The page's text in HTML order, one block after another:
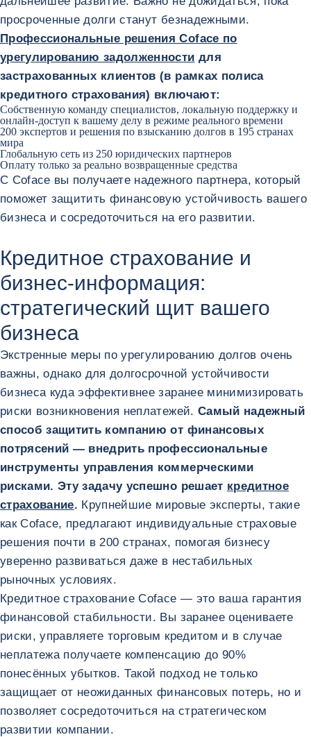
просроченные долги станут безнадежными.
Профессиональные решения Coface по
урегулированию задолженности для
застрахованных клиентов (в рамках полиса
кредитного страхования) включают:
Собственную команду специалистов, локальную поддержку и
онлайн-доступ к вашему делу в режиме реального времени
200 экспертов и решения по взысканию долгов в 195 странах
мира
Глобальную сеть из 250 юридических партнеров
Оплату только за реально возвращенные средства
С Coface вы получаете надежного партнера, который
поможет защитить финансовую устойчивость вашего
бизнеса и сосредоточиться на его развитии.
Кредитное страхование и
бизнес-информация:
стратегический щит вашего
бизнеса
Экстренные меры по урегулированию долгов очень
важны, однако для долгосрочной устойчивости
бизнеса куда эффективнее заранее минимизировать
риски возникновения неплатежей. Самый надежный
способ защитить компанию от финансовых
потрясений — внедрить профессиональные
инструменты управления коммерческими
рисками. Эту задачу успешно решает кредитное
страхование. Крупнейшие мировые эксперты, такие
как Coface, предлагают индивидуальные страховые
решения почти в 200 странах, помогая бизнесу
уверенно развиваться даже в нестабильных
рыночных условиях.
Кредитное страхование Coface — это ваша гарантия
финансовой стабильности. Вы заранее оцениваете
риски, управляете торговым кредитом и в случае
неплатежа получаете компенсацию до 90%
понесённых убытков. Такой подход не только
защищает от неожиданных финансовых потерь, но и
позволяет сосредоточиться на стратегическом
развитии компании.